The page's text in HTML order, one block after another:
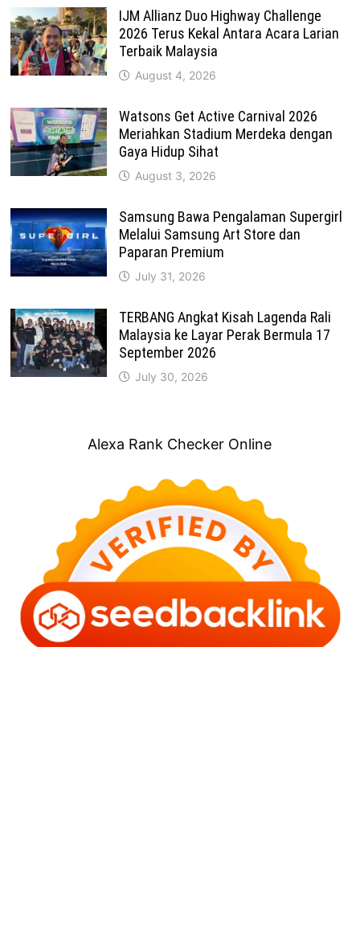
IJM Allianz Duo Highway Challenge
2026 Terus Kekal Antara Acara Larian
Terbaik Malaysia
August 4, 2026
Watsons Get Active Carnival 2026
Meriahkan Stadium Merdeka dengan
Gaya Hidup Sihat
August 3, 2026
Samsung Bawa Pengalaman Supergirl
Melalui Samsung Art Store dan
Paparan Premium
July 31, 2026
TERBANG Angkat Kisah Lagenda Rali
Malaysia ke Layar Perak Bermula 17
September 2026
July 30, 2026
Alexa Rank Checker Online